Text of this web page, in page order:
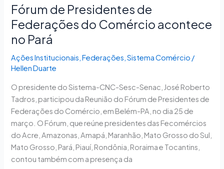
Fórum de Presidentes de
Federações do Comércio acontece
no Pará
Ações Institucionais,Federações,Sistema Comércio /
Hellen Duarte
O presidente do Sistema-CNC-Sesc-Senac, José Roberto
Tadros, participou da Reunião do Fórum de Presidentes de
Federações do Comércio, em Belém-PA, no dia 25 de
março. O Fórum, que reúne presidentes das Fecomércios
do Acre, Amazonas, Amapá, Maranhão, Mato Grosso do Sul,
Mato Grosso, Pará, Piauí, Rondônia, Roraima e Tocantins,
contou também com a presença da